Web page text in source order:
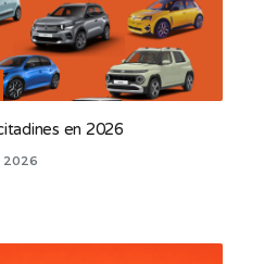
en 2026
2026